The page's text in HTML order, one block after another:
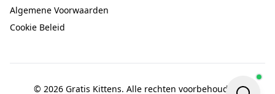
Algemene Voorwaarden
Cookie Beleid
© 2026 Gratis Kittens. Alle rechten voorbehouden.